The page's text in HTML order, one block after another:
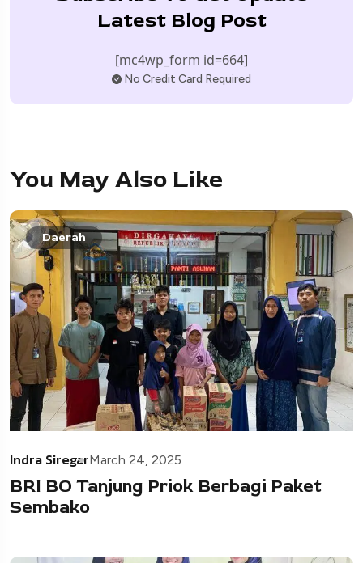
Latest Blog Post
[mc4wp_form id=664]
No Credit Card Required
You May Also Like
Daerah
Indra SiregarMarch 24, 2025
BRI BO Tanjung Priok Berbagi Paket
Sembako